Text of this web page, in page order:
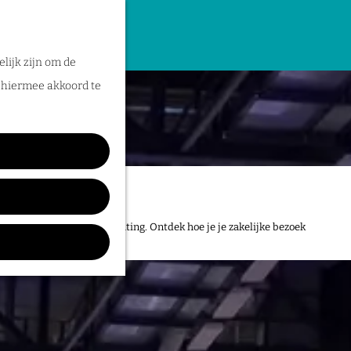
zijn om de
akkoord te
comfortabele overnachting. Ontdek hoe je je zakelijke bezoek